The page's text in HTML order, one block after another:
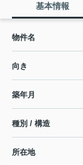
基本情報
物件名
向き
築年月
種別 / 構造
所在地